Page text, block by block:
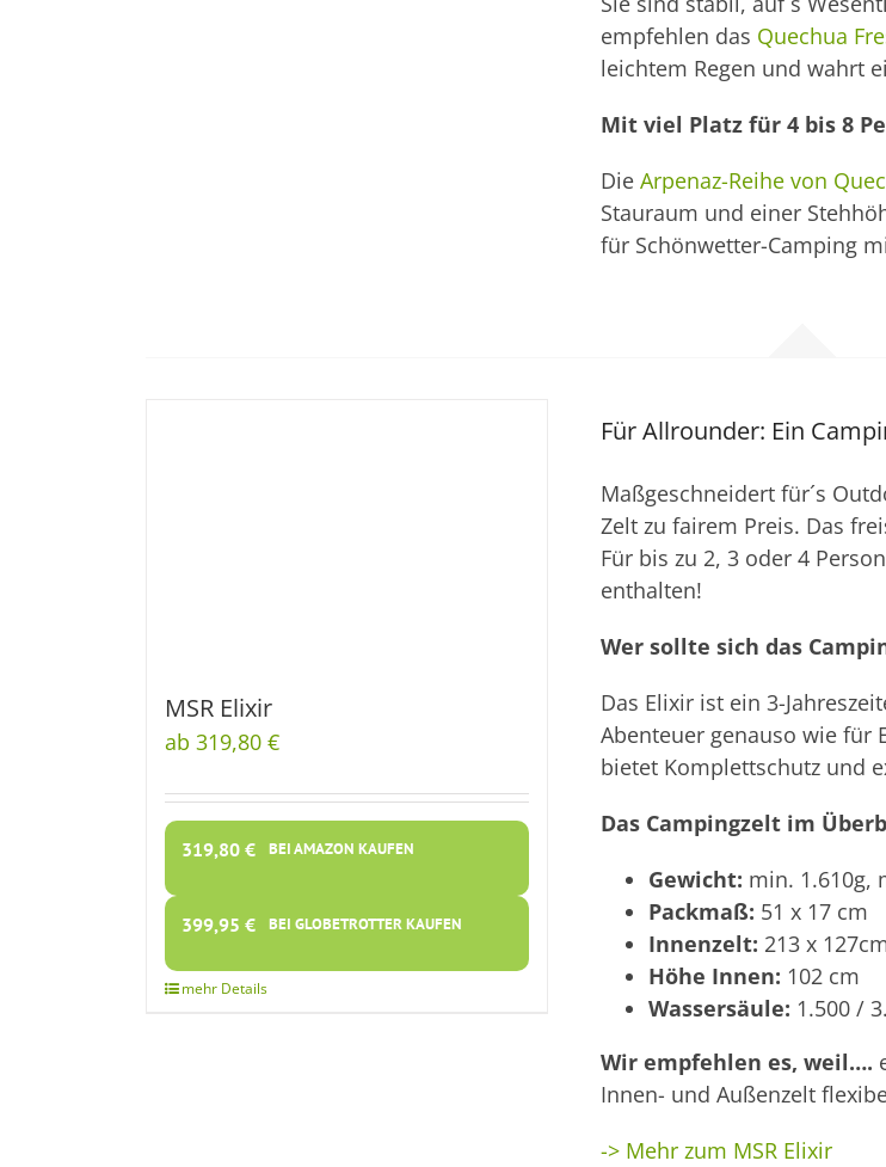
empfehlen das Quechua
leichtem Regen und wahrt
Mit viel Platz für 4 bis 8
DieArpenaz-Reihe von
Stauraum und einer
für Schönwetter-Camping
MSR Elixir
ab 319,80 €
319,80 € BEI AMAZON KAUFEN
399,95 € BEI GLOBETROTTER KAUFEN
Für Allrounder: Ein
Maßgeschneidert für´s
Zelt zu fairem Preis. Das
Für bis zu 2, 3 oder 4
enthalten!
Wer sollte sich das
Das Elixir ist ein 3-
Abenteuer genauso wie für
bietet Komplettschutz und
Das Campingzelt im
Gewicht: min. 1.610g,
Packmaß: 51 x 17 cm
Innenzelt: 213 x
Höhe Innen: 102 cm
Wassersäule: 1.500 /
Wir empfehlen es, weil….
Innen- und Außenzelt
-> Mehr zum MSR Elixir